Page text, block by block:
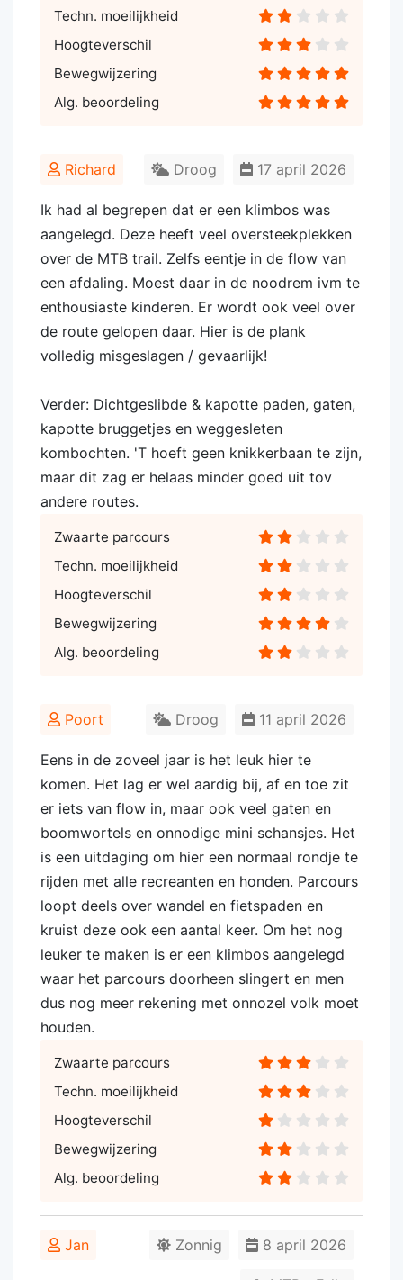
Techn. moeilijkheid
Hoogteverschil
Bewegwijzering
Alg. beoordeling
Richard 17 april 2026
Droog
Ik had al begrepen dat er een klimbos was
aangelegd. Deze heeft veel oversteekplekken
over de MTB trail. Zelfs eentje in de flow van
een afdaling. Moest daar in de noodrem ivm te
enthousiaste kinderen. Er wordt ook veel over
de route gelopen daar. Hier is de plank
volledig misgeslagen / gevaarlijk!
Verder: Dichtgeslibde & kapotte paden, gaten,
kapotte bruggetjes en weggesleten
kombochten. 'T hoeft geen knikkerbaan te zijn,
maar dit zag er helaas minder goed uit tov
andere routes.
Zwaarte parcours
Techn. moeilijkheid
Hoogteverschil
Bewegwijzering
Alg. beoordeling
Poort 11 april 2026
Droog
Eens in de zoveel jaar is het leuk hier te
komen. Het lag er wel aardig bij, af en toe zit
er iets van flow in, maar ook veel gaten en
boomwortels en onnodige mini schansjes. Het
is een uitdaging om hier een normaal rondje te
rijden met alle recreanten en honden. Parcours
loopt deels over wandel en fietspaden en
kruist deze ook een aantal keer. Om het nog
leuker te maken is er een klimbos aangelegd
waar het parcours doorheen slingert en men
dus nog meer rekening met onnozel volk moet
houden.
Zwaarte parcours
Techn. moeilijkheid
Hoogteverschil
Bewegwijzering
Alg. beoordeling
Jan 8 april 2026
Zonnig